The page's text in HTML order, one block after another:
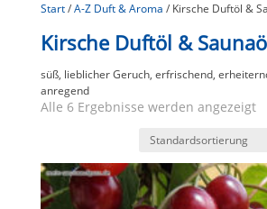
Start/A-Z Duft & Aroma / Kirsche Duftöl &
Kirsche Duftöl &
süß, lieblicher Geruch, erfrischend,
anregend
Alle 6 Ergebnisse werden angezeigt